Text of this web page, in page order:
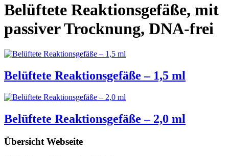
Belüftete Reaktionsgefäße, mit
passiver Trocknung, DNA-frei
Belüftete Reaktionsgefäße – 1,5 ml
Belüftete Reaktionsgefäße – 2,0 ml
Übersicht Webseite